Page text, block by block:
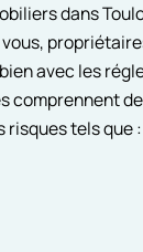
dans
avec les
comprennent
risques tels que :